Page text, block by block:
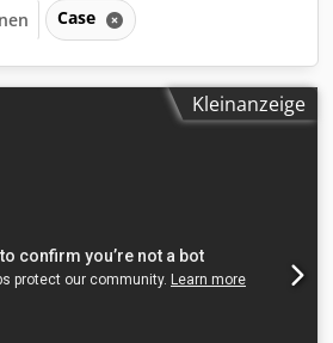
Case
Kleinanzeige